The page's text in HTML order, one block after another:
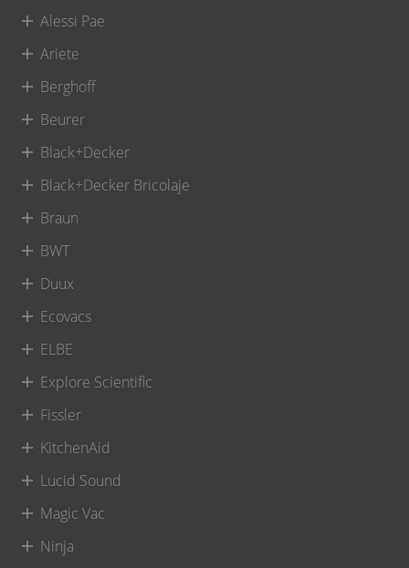
Alessi Pae
Ariete
Berghoff
Beurer
Black+Decker
Black+Decker Bricolaje
Braun
BWT
Duux
Ecovacs
ELBE
Explore Scientific
Fissler
KitchenAid
Lucid Sound
Magic Vac
Ninja